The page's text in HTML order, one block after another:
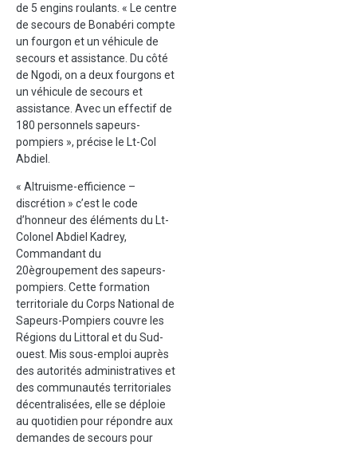
de 5 engins roulants. « Le centre
de secours de Bonabéri compte
un fourgon et un véhicule de
secours et assistance. Du côté
de Ngodi, on a deux fourgons et
un véhicule de secours et
assistance. Avec un effectif de
180 personnels sapeurs-
pompiers », précise le Lt-Col
Abdiel.
« Altruisme-efficience –
discrétion » c’est le code
d’honneur des éléments du Lt-
Colonel Abdiel Kadrey,
Commandant du
20ègroupement des sapeurs-
pompiers. Cette formation
territoriale du Corps National de
Sapeurs-Pompiers couvre les
Régions du Littoral et du Sud-
ouest. Mis sous-emploi auprès
des autorités administratives et
des communautés territoriales
décentralisées, elle se déploie
au quotidien pour répondre aux
demandes de secours pour